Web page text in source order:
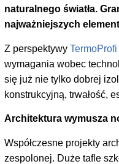
naturalnego światła.
najważniejszych
Z perspektywy TermoProfi
wymagania wobec
się już nie tylko dobrej
konstrukcyjną, trwałość,
Architektura wymusza
Współczesne projekty
zespolonej. Duże tafle